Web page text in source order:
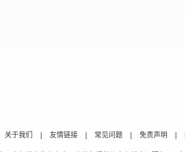
关于我们 友情链接 常见问题 免责声明